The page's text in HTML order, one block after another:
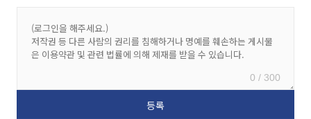
0 / 300